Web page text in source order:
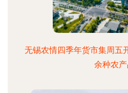
无锡农情四季年货市集周五
余种农